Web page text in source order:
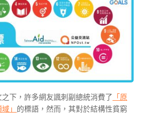
下，許多網友諷刺副總統消費了
「原
」 的標語，然而，其對於結構性貧窮